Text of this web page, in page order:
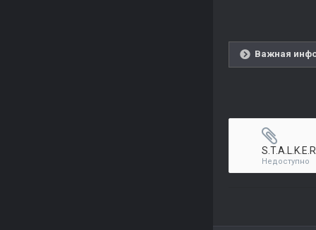
Важная
Недоступно